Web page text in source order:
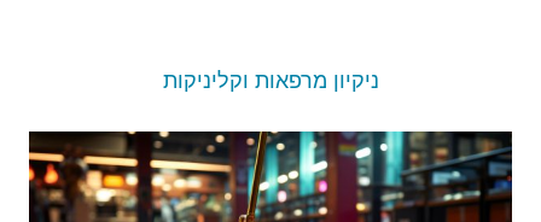
ניקיון מרפאות וקליניקות